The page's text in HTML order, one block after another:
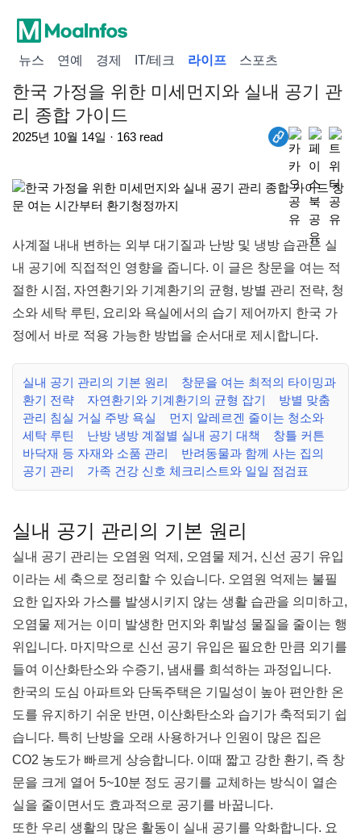
뉴스 연예 경제 IT/테크 라이프 스포츠
한국 가정을 위한 미세먼지와 실내 공기 관
리 종합 가이드
2025년 10월 14일 · 163 read
사계절 내내 변하는 외부 대기질과 난방 및 냉방 습관은 실
내 공기에 직접적인 영향을 줍니다. 이 글은 창문을 여는 적
절한 시점, 자연환기와 기계환기의 균형, 방별 관리 전략, 청
소와 세탁 루틴, 요리와 욕실에서의 습기 제어까지 한국 가
정에서 바로 적용 가능한 방법을 순서대로 제시합니다.
실내 공기 관리의 기본 원리
창문을 여는 최적의 타이밍과
환기 전략
자연환기와 기계환기의 균형 잡기
방별 맞춤
관리 침실 거실 주방 욕실
먼지 알레르겐 줄이는 청소와
세탁 루틴
난방 냉방 계절별 실내 공기 대책
창틀 커튼
바닥재 등 자재와 소품 관리
반려동물과 함께 사는 집의
공기 관리
가족 건강 신호 체크리스트와 일일 점검표
실내 공기 관리의 기본 원리
실내 공기 관리는 오염원 억제, 오염물 제거, 신선 공기 유입
이라는 세 축으로 정리할 수 있습니다. 오염원 억제는 불필
요한 입자와 가스를 발생시키지 않는 생활 습관을 의미하고,
오염물 제거는 이미 발생한 먼지와 휘발성 물질을 줄이는 행
위입니다. 마지막으로 신선 공기 유입은 필요한 만큼 외기를
들여 이산화탄소와 수증기, 냄새를 희석하는 과정입니다.
한국의 도심 아파트와 단독주택은 기밀성이 높아 편안한 온
도를 유지하기 쉬운 반면, 이산화탄소와 습기가 축적되기 쉽
습니다. 특히 난방을 오래 사용하거나 인원이 많은 집은
CO2 농도가 빠르게 상승합니다. 이때 짧고 강한 환기, 즉 창
문을 크게 열어 5~10분 정도 공기를 교체하는 방식이 열손
실을 줄이면서도 효과적으로 공기를 바꿉니다.
또한 우리 생활의 많은 활동이 실내 공기를 악화합니다. 요